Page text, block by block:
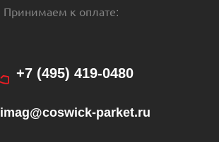
Принимаем к оплате:
+7 (495) 419-0480
imag@coswick-parket.ru